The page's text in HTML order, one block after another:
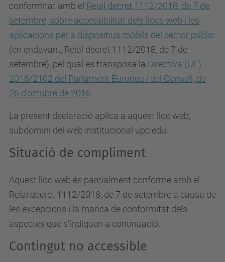
conformitat amb el Reial decret 1112/2018, de 7 de
setembre, sobre accessibilitat dels llocs web i les
aplicacions per a dispositius mòbils del sector públic
(en endavant, Reial decret 1112/2018, de 7 de
setembre), pel qual es transposa la Directiva (UE)
2016/2102 del Parlament Europeu i del Consell, de
26 d'octubre de 2016
La present declaració aplica a aquest lloc web,
subdomini del web institucional upc.edu.
Situació de compliment
Aquest lloc web és parcialment conforme amb el
Reial decret 1112/2018, de 7 de setembre a causa de
les excepcions i la manca de conformitat dels
aspectes que s’indiquen a continuació.
Contingut no accessible